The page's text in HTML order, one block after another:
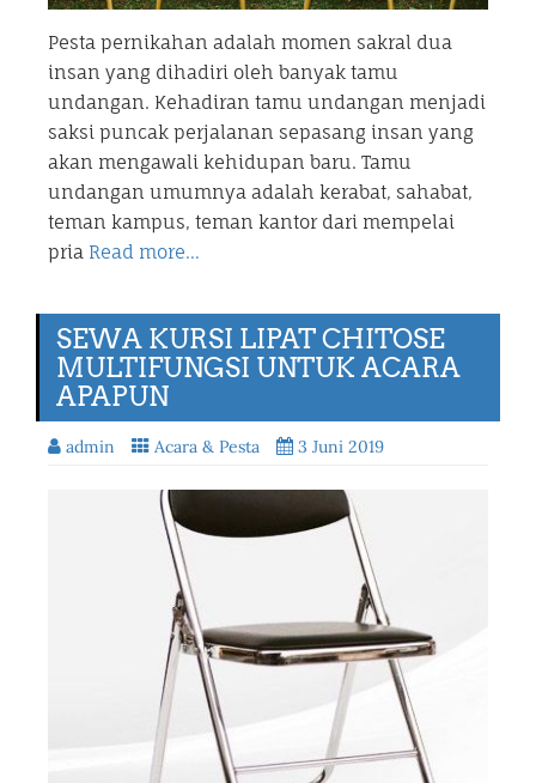
Pesta pernikahan adalah momen sakral dua
insan yang dihadiri oleh banyak tamu
undangan. Kehadiran tamu undangan menjadi
saksi puncak perjalanan sepasang insan yang
akan mengawali kehidupan baru. Tamu
undangan umumnya adalah kerabat, sahabat,
teman kampus, teman kantor dari mempelai
pria Read more…
SEWA KURSI LIPAT CHITOSE
MULTIFUNGSI UNTUK ACARA
APAPUN
admin Acara & Pesta 3 Juni 2019